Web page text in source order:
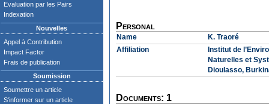
Evaluation par les Pairs
Indexation
Nouvelles
Appel à Contribution
Impact Factor
Frais de publication
Soumission
Soumettre un article
S'informer sur un article
Personal
Name
K. Traoré
Affiliation
Institut de
Naturelles et
Dioulasso,
Documents: 1